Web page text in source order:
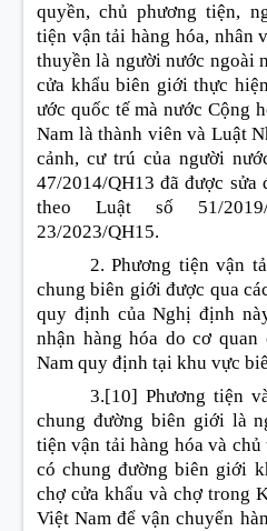
quyền, chủ phương tiện,
tiện vận tải hàng hóa, nhân
thuyền là người nước ngoài
cửa khẩu biên giới thực
ước quốc tế mà nước Cộng
Nam là thành viên và Luật
cảnh, cư trú của người
47/2014/QH13 đã được sửa
theo Luật số 51/
23/2023/QH15.
2. Phương tiện vận
chung biên giới được qua
quy định của Nghị định
nhận hàng hóa do cơ
Nam quy định tại khu vực
3.[10] Phương tiện
chung đường biên giới là
tiện vận tải hàng hóa và
có chung đường biên giới
chợ cửa khẩu và chợ trong
Việt Nam để vận chuyển